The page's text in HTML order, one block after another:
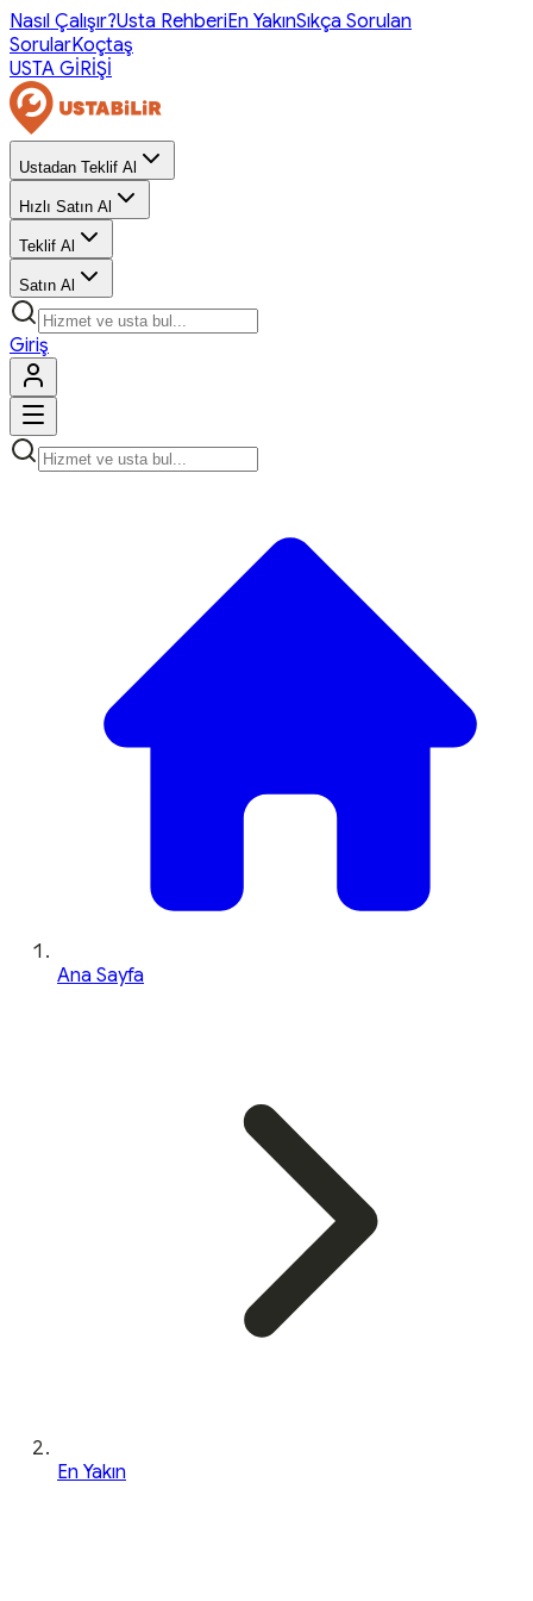
Nasıl Çalışır?Usta RehberiEn YakınSıkça Sorulan
SorularKoçtaş
USTA GİRİŞİ
Ustadan Teklif Al
Hızlı Satın Al
Teklif Al
Satın Al
Giriş
Ana Sayfa
En Yakın